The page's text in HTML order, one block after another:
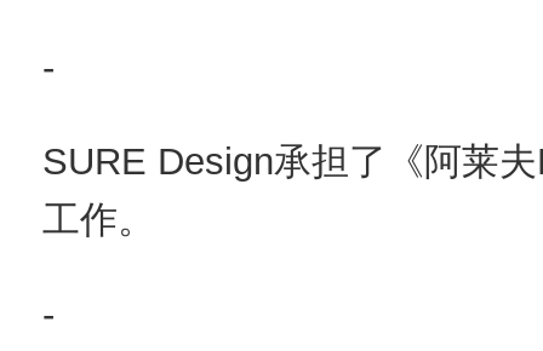
-
SURE Design承担了《阿莱
工作。
-